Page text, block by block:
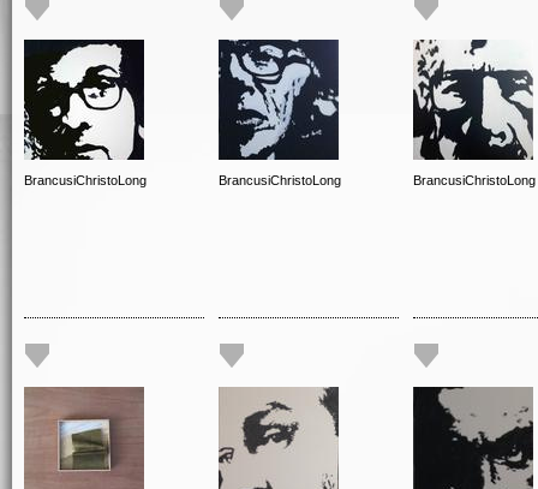
BrancusiChristoLong BrancusiChristoLong BrancusiChristoLong